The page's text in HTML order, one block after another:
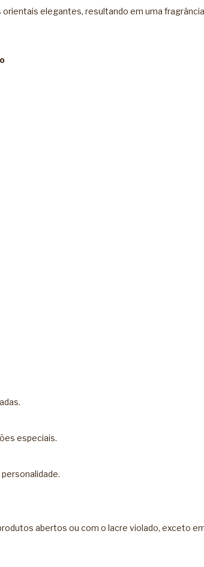
elegantes, resultando em uma
especiais.
abertos ou com o lacre violado, exceto